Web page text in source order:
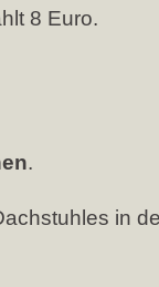
8 Euro.
.
in